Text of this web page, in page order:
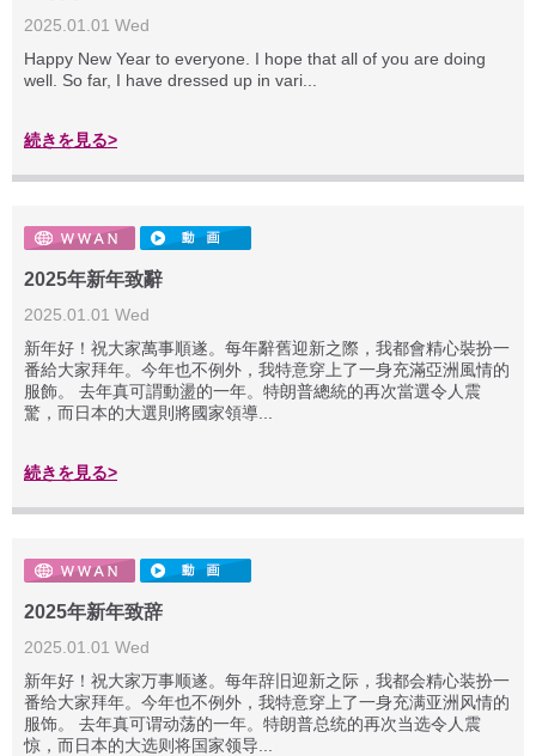
2025.01.01 Wed
Happy New Year to everyone. I hope that all of you are doing
well. So far, I have dressed up in vari...
続きを見る>
2025年新年致辭
2025.01.01 Wed
新年好！祝大家萬事順遂。每年辭舊迎新之際，我都會精心裝扮一
番給大家拜年。今年也不例外，我特意穿上了一身充滿亞洲風情的
服飾。 去年真可謂動盪的一年。特朗普總統的再次當選令人震
驚，而日本的大選則將國家領導...
続きを見る>
2025年新年致辞
2025.01.01 Wed
新年好！祝大家万事顺遂。每年辞旧迎新之际，我都会精心装扮一
番给大家拜年。今年也不例外，我特意穿上了一身充满亚洲风情的
服饰。 去年真可谓动荡的一年。特朗普总统的再次当选令人震
惊，而日本的大选则将国家领导...